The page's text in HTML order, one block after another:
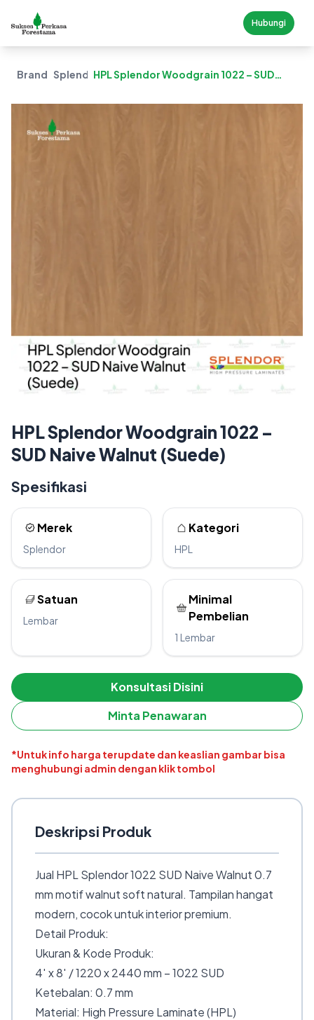
Hubungi
Brand SplendorHPL Splendor Woodgrain 1022 – SUD
HPL Splendor Woodgrain 1022 –
SUD Naive Walnut (Suede)
Spesifikasi
Merek
Splendor
Kategori
HPL
Satuan
Lembar
Minimal
Pembelian
1 Lembar
Konsultasi Disini
Minta Penawaran
*Untuk info harga terupdate dan keaslian gambar bisa
menghubungi admin dengan klik tombol
Deskripsi Produk
Jual HPL Splendor 1022 SUD Naive Walnut 0.7
mm motif walnut soft natural. Tampilan hangat
modern, cocok untuk interior premium.
Detail Produk:
Ukuran & Kode Produk:
4′ x 8′ / 1220 x 2440 mm – 1022 SUD
Ketebalan: 0.7 mm
Material: High Pressure Laminate (HPL)